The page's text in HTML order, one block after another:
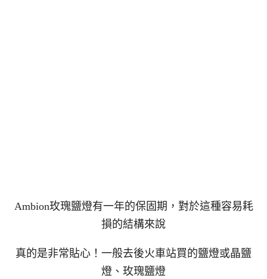
Ambion玫瑰鹽燈有一年的保固期，對於這種容易耗
損的結構來說
真的是非常貼心！一般去後火車站買的鹽燈或晶鹽
燈、玫瑰鹽燈